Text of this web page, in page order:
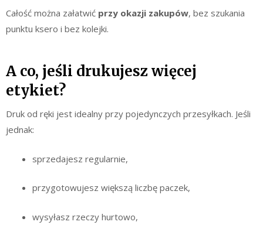
Całość można załatwić przy okazji zakupów, bez szukania
punktu ksero i bez kolejki.
A co, jeśli drukujesz więcej
etykiet?
Druk od ręki jest idealny przy pojedynczych przesyłkach. Jeśli
jednak:
sprzedajesz regularnie,
przygotowujesz większą liczbę paczek,
wysyłasz rzeczy hurtowo,